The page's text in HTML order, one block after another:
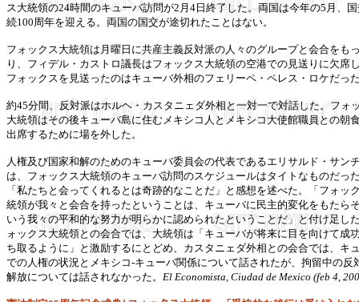
ス大統領の24時間のキューバ訪問が2月4日終了した。両国は今年の5月、
続100周年を迎える。両国の国交が途切れたことはない。
フォックス大統領は月曜日に共産主義反対派の人々のグループと会合をも
り、フィデル・カストロ議長はフォックス大統領の空港での見送りに欠席
フォックスを見送ったのはキューバ外相のフェリーペ・ペレス・ロケだっ
約45分間、反対派はホルヘ・カスタニェダ外相と一対一で対話した。フォ
大統領はその後キューバ島に住むメキシコ人とメキシコ大使館職員との朝
出席するために場を外した。
人権及び国家和解のためのキューバ委員会の代表であるエリサルド・サン
は、フォックス大統領のキューバ訪問のスケジュールはタイトなものだっ
「私たちと会ってくれるとは奇跡的なことだ」と感想を述べた。「フォッ
統領が我々と会合を持ったということは、キューバに民主的変化をもたら
いう我々の平和的な努力が明らかに認められたということだ」と付け足し
ォックス大統領との会合では、大統領は「キューバが将来に目を向けて成
ち取るように」と激励するにとどめ、カスタニェダ外相との会合では、キ
での人権の状況とメキシコ-キューバ関係について話されたが、拘留中の反
解放については話されなかった。 El Economista, Ciudad de Mexico (feb 4,